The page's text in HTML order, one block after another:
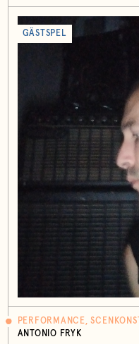
GÄSTSPEL
PERFORMANCE, SCENKONST
ANTONIO FRYK